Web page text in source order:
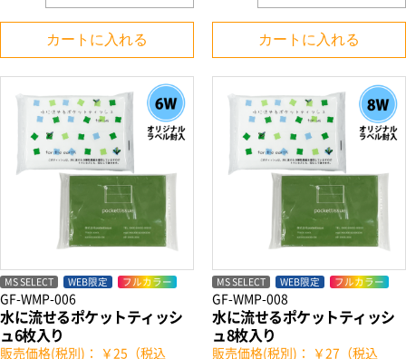
カートに入れる カートに入れる
MS SELECT WEB限定 フルカラー
GF-WMP-006
水に流せるポケットティッシ
ュ6枚入り
販売価格(税別)： ￥25（税込
MS SELECT WEB限定 フルカラー
GF-WMP-008
水に流せるポケットティッシ
ュ8枚入り
販売価格(税別)： ￥27（税込